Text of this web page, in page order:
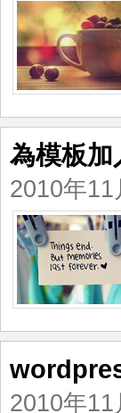
為模板加
2010年11
2010年11